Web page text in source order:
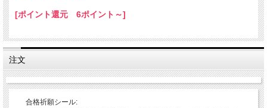
[ポイント還元 6ポイント～]
注文
合格祈願シール: